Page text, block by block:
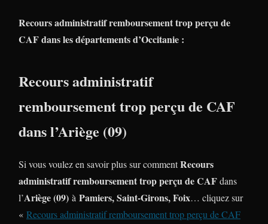
Recours administratif remboursement trop perçu de
CAF dans les départements d’Occitanie :
Recours administratif
remboursement trop perçu de CAF
dans l’Ariège (09)
Si vous voulez en savoir plus sur commentRecours
administratif remboursement trop perçu de CAFdans
l’Ariège (09) à Pamiers, Saint-Girons, Foix… cliquez sur
« Recours administratif remboursement trop perçu de CAF